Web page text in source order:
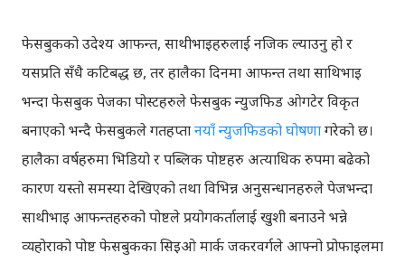
फेसबुकको उदेश्य आफन्त, साथीभाइहरुलाई नजिक ल्याउनु हो र
यसप्रति सँधै कटिबद्ध छ, तर हालैका दिनमा आफन्त तथा साथिभाइ
भन्दा फेसबुक पेजका पोस्टहरुले फेसबुक न्युजफिड ओगटेर विकृत
बनाएको भन्दै फेसबुकले गतहप्तानयाँ न्युजफिडको घोषणागरेको छ।
हालैका वर्षहरुमा भिडियो र पब्लिक पोष्टहरु अत्याधिक रुपमा बढेको
कारण यस्तो समस्या देखिएको तथा विभिन्न अनुसन्धानहरुले पेजभन्दा
साथीभाइ आफन्तहरुको पोष्टले प्रयोगकर्तालाई खुशी बनाउने भन्ने
व्यहोराको पोष्ट फेसबुकका सिइओ मार्क जकरवर्गले आफ्नो प्रोफाइलमा